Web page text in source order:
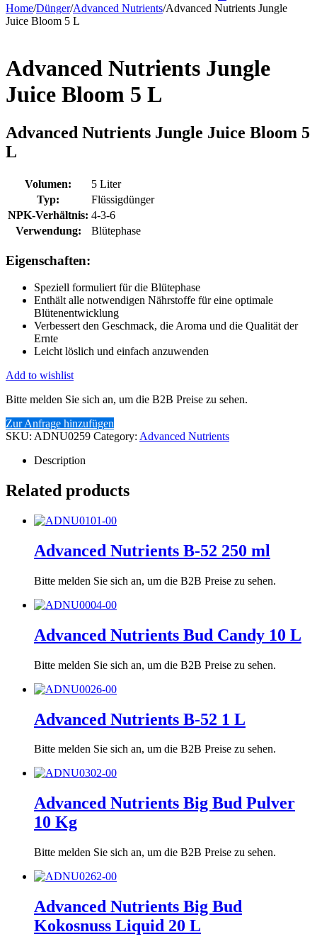
Home/Dünger/Advanced Nutrients/Advanced Nutrients Jungle
Juice Bloom 5 L
Advanced Nutrients Jungle
Juice Bloom 5 L
Advanced Nutrients Jungle Juice Bloom 5
L
Volumen:
5 Liter
Typ:
Flüssigdünger
NPK-Verhältnis: 4-3-6
Verwendung:
Blütephase
Eigenschaften:
Speziell formuliert für die Blütephase
Enthält alle notwendigen Nährstoffe für eine optimale
Blütenentwicklung
Verbessert den Geschmack, die Aroma und die Qualität der
Ernte
Leicht löslich und einfach anzuwenden
Add to wishlist
Bitte melden Sie sich an, um die B2B Preise zu sehen.
Zur Anfrage hinzufügen
SKU: ADNU0259 Category: Advanced Nutrients
Description
Related products
Advanced Nutrients B-52 250 ml
Bitte melden Sie sich an, um die B2B Preise zu sehen.
Advanced Nutrients Bud Candy 10 L
Bitte melden Sie sich an, um die B2B Preise zu sehen.
Advanced Nutrients B-52 1 L
Bitte melden Sie sich an, um die B2B Preise zu sehen.
Advanced Nutrients Big Bud Pulver
10 Kg
Bitte melden Sie sich an, um die B2B Preise zu sehen.
Advanced Nutrients Big Bud
Kokosnuss Liquid 20 L